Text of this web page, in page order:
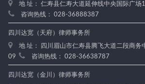
地 址： 仁寿县仁寿大道延伸线中央国际广场
咨询热线： 028-36888387
四川达宽（天府）律师事务所
地 址： 四川眉山市仁寿县腾飞大道二段商务
09
咨询热线： 028-36638787
四川达宽（金川）律师事务所